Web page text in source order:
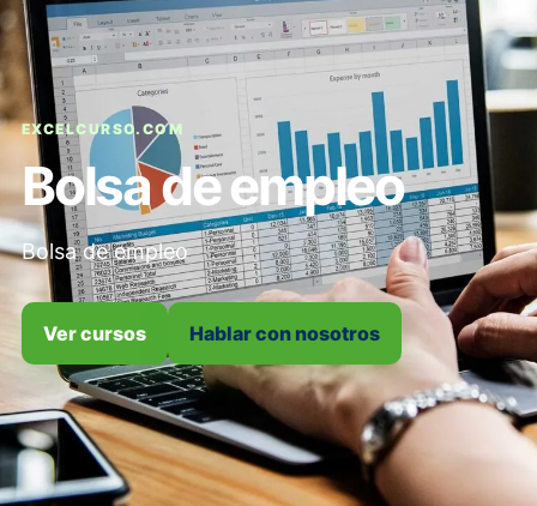
EXCELCURSO.COM
Bolsa de empleo
Bolsa de empleo
Ver cursos Hablar con nosotros